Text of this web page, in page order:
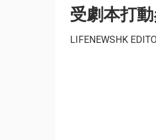
受劇本打
LIFENEWSHK